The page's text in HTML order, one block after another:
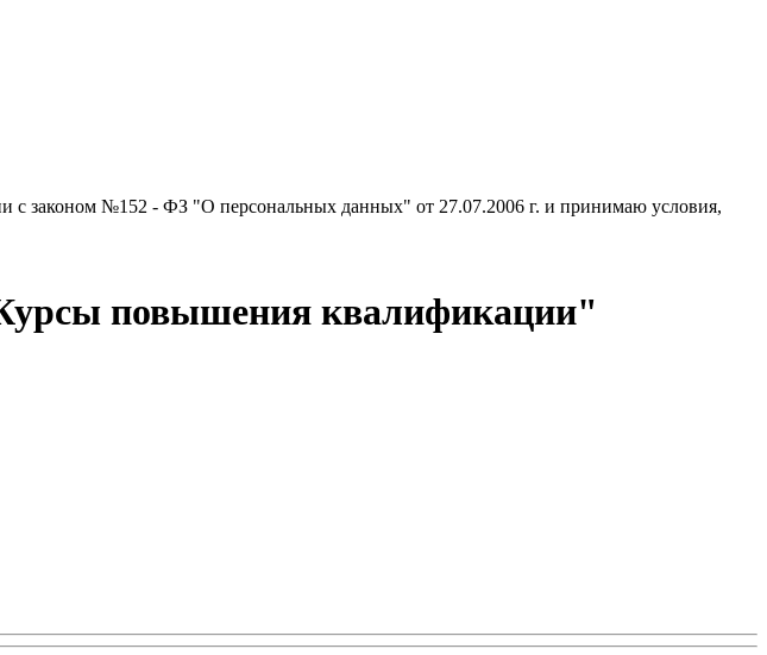
с законом №152 - ФЗ "О персональных данных" от 27.07.2006 г. и принимаю условия,
повышения квалификации"